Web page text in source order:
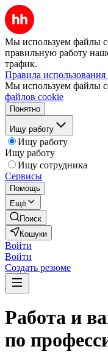
Мы используем файлы
правильную работу
трафик.
Правила
Мы используем файлы
файлов cookie
Понятно
Ищу работу
Ищу работу
Ищу работу
Ищу сотрудника
Сервисы
Помощь
Ещё
Поиск
Кошуки
Войти
Войти
Создать резюме
Работа и
по